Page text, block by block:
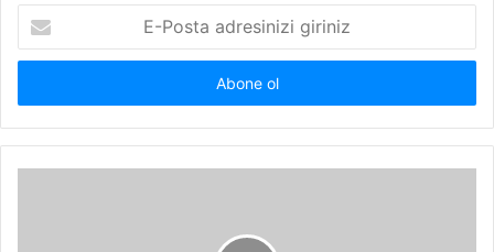
Posta
adresinizi